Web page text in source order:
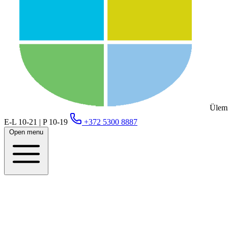
E-L 10-21 | P 10-19
+372 5300 8887
Open menu